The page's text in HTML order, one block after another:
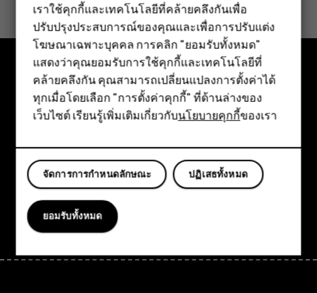
สมาร์ทโฟน
ฟีเจอร์โฟน
อุปกรณ์เสริม
แท็บเล็ต
ใช่ ไม่
สำรวจ
เกี่ยวกับ
Planet and people
การสนับสนุน
FacebookInstagram
Tiktok
เราใช้คุกกี้และเทคโนโลยีที่คล้ายคลึงกันเพื่อ
ปรับปรุงประสบการณ์ของคุณและเพื่อการปรับแต่ง
โฆษณาเฉพาะบุคคล การคลิก "ยอมรับทั้งหมด"
แสดงว่าคุณยอมรับการใช้คุกกี้และเทคโนโลยีที่
คล้ายคลึงกัน คุณสามารถเปลี่ยนแปลงการตั้งค่าได้
ทุกเมื่อโดยเลือก "การตั้งค่าคุกกี้" ที่ด้านล่างของ
เว็บไซต์ เรียนรู้เพิ่มเติมเกี่ยวกับนโยบายคุกกี้ของเรา
ปฏิเสธทั้งหมด
จัดการการกำหนดลักษณะ
ยอมรับทั้งหมด